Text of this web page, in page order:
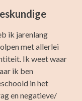
ik jarenlang
met allerlei
Ik weet waar
ik ben
in het
en negatieve/